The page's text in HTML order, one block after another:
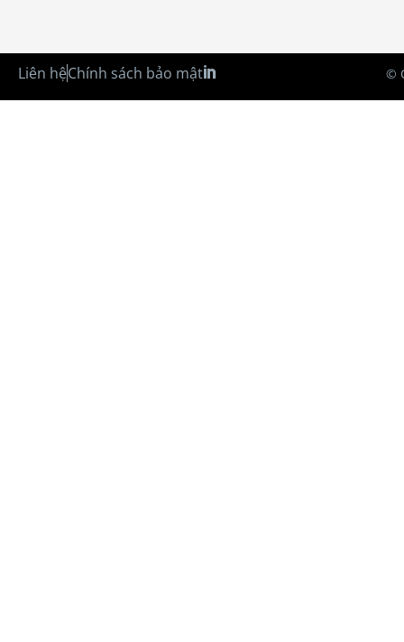
©
Liên hệChính sách bảo mật